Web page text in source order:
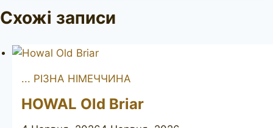
Схожі записи
... РІЗНА НІМЕЧЧИНА
HOWAL Old Briar